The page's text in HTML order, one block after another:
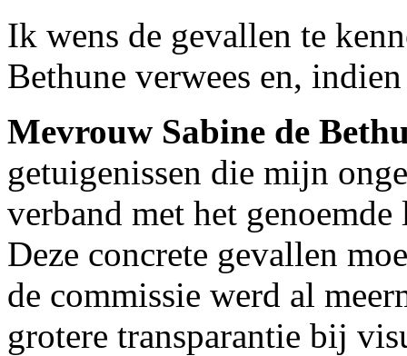
Ik wens de gevallen te
Bethune verwees en,
Mevrouw Sabine de
getuigenissen die mijn
verband met het
Deze concrete gevallen
de commissie werd al
grotere transparantie bij